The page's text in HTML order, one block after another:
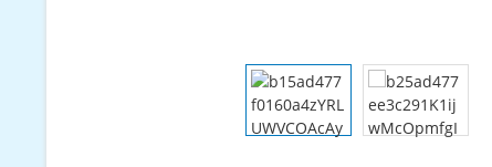
Bildergalerie überspringen